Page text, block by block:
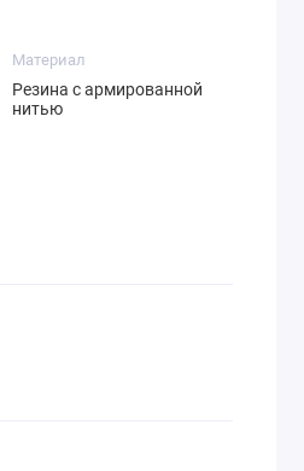
Материал
Резина с армированной
нитью